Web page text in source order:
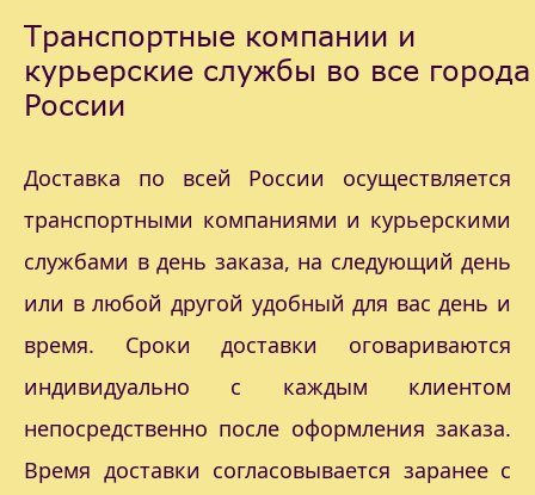
Транспортные компании и
курьерские службы во все города
России
Доставка по всей России осуществляется
транспортными компаниями и курьерскими
службами в день заказа, на следующий день
или в любой другой удобный для вас день и
время. Сроки доставки оговариваются
индивидуально с каждым клиентом
непосредственно после оформления заказа.
Время доставки согласовывается заранее с